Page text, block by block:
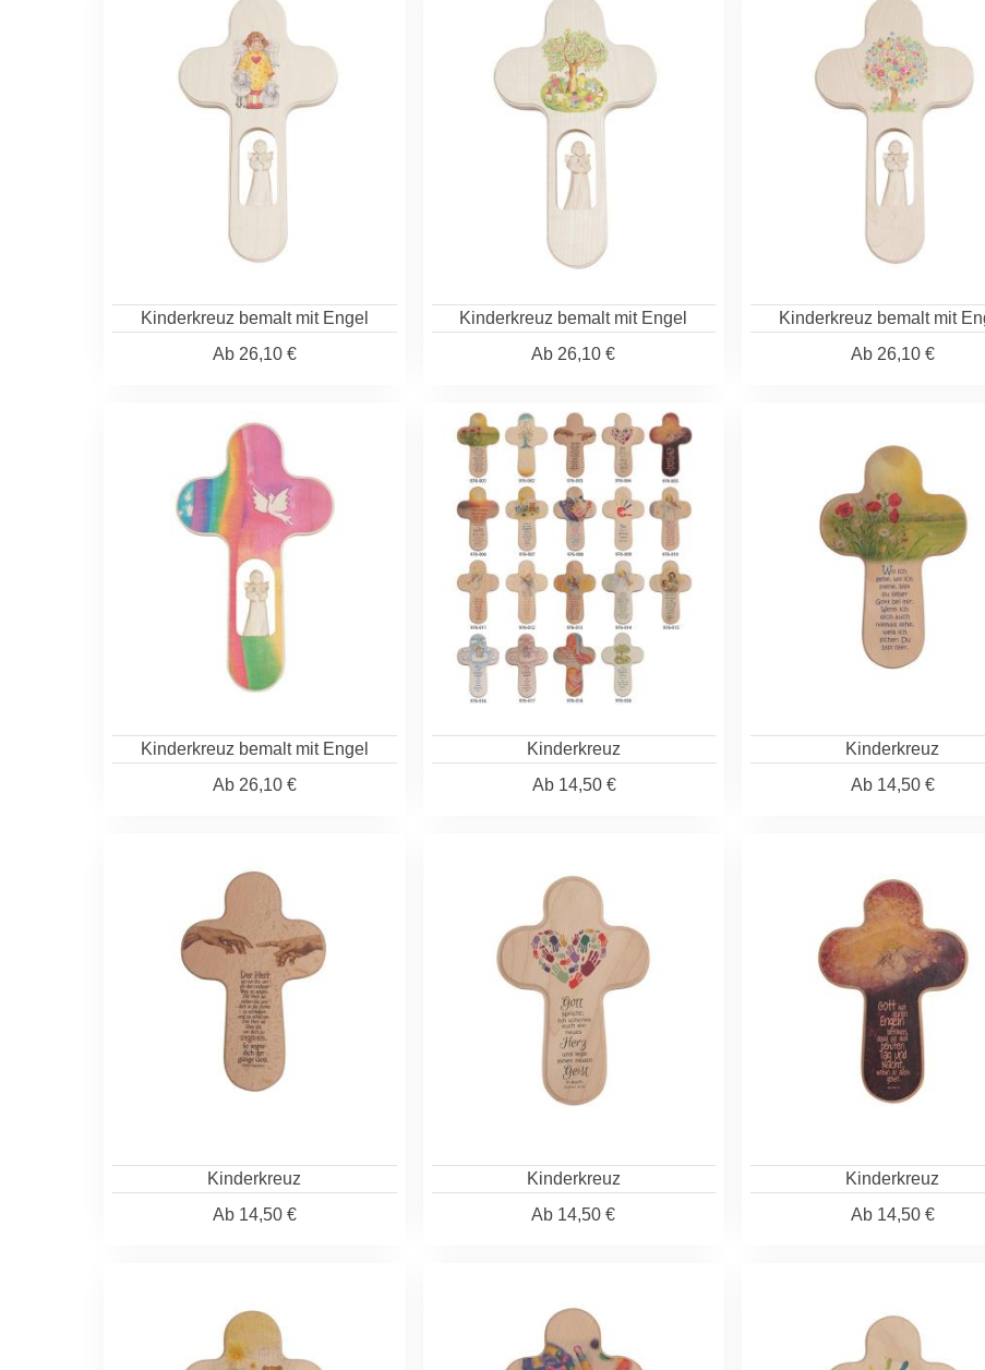
Kinderkreuz bemalt mit Engel
Ab26,10 €
Kinderkreuz bemalt mit Engel
Ab 26,10 €
Kinderkreuz bemalt mit
Ab26,10 €
Kinderkreuz bemalt mit Engel
Ab26,10 €
Kinderkreuz
Ab14,50 €
Kinderkreuz
Ab14,50 €
Kinderkreuz
Ab14,50 €
Kinderkreuz
Ab 14,50 €
Kinderkreuz
Ab14,50 €